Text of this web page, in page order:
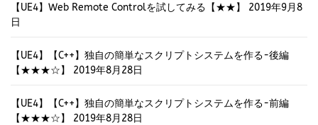
【UE4】Web Remote Controlを試してみる【★★】
2019年9月8
日
【UE4】【C++】独自の簡単なスクリプトシステムを作る-後編
【★★★☆】
2019年8月28日
【UE4】【C++】独自の簡単なスクリプトシステムを作る-前編
【★★★☆】
2019年8月28日